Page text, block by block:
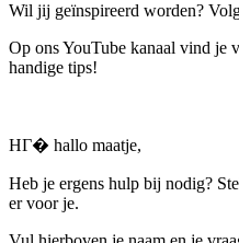
Wil jij geïnspireerd worden?
Op ons YouTube kanaal vind je
handige tips!
HГ� hallo maatje,
Heb je ergens hulp bij nodig?
er voor je.